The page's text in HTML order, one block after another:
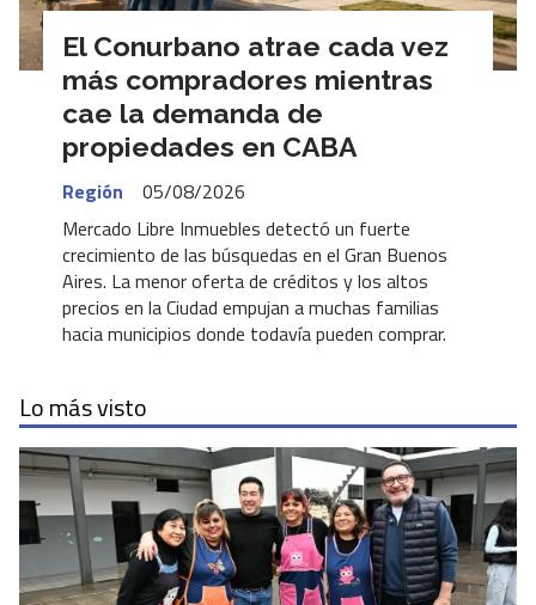
El Conurbano atrae cada vez
más compradores mientras
cae la demanda de
propiedades en CABA
Región
05/08/2026
Mercado Libre Inmuebles detectó un fuerte
crecimiento de las búsquedas en el Gran Buenos
Aires. La menor oferta de créditos y los altos
precios en la Ciudad empujan a muchas familias
hacia municipios donde todavía pueden comprar.
Lo más visto